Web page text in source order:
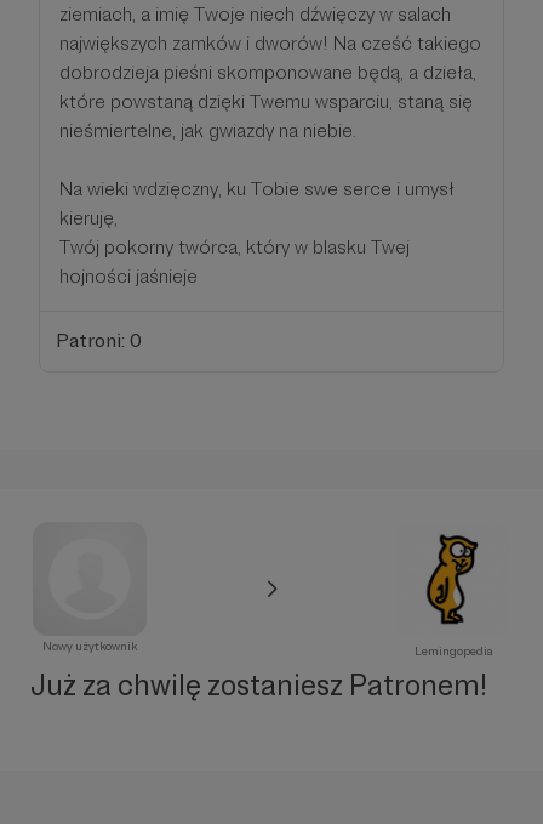
ziemiach, a imię Twoje niech dźwięczy w salach
największych zamków i dworów! Na cześć takiego
dobrodzieja pieśni skomponowane będą, a dzieła,
które powstaną dzięki Twemu wsparciu, staną się
nieśmiertelne, jak gwiazdy na niebie.
Na wieki wdzięczny, ku Tobie swe serce i umysł
kieruję,
Twój pokorny twórca, który w blasku Twej
hojności jaśnieje
Patroni: 0
Nowy użytkownik Lemingopedia
Już za chwilę zostaniesz Patronem!